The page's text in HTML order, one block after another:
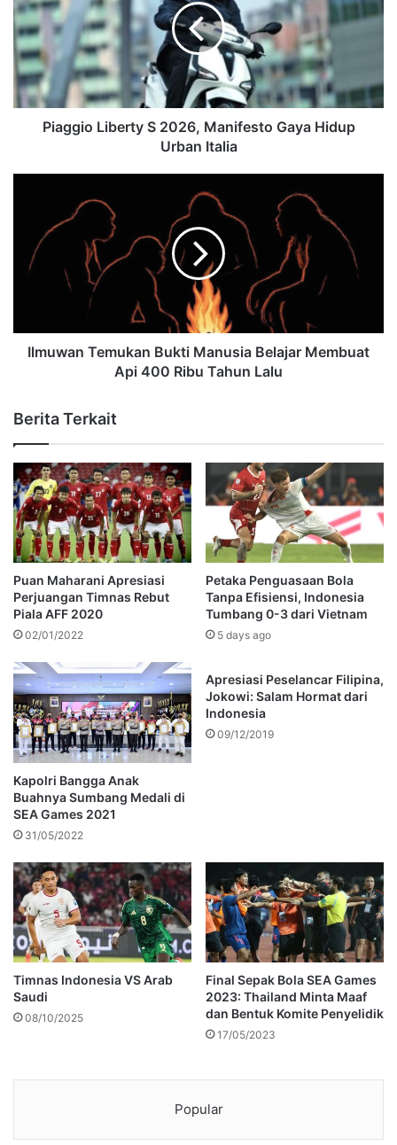
Piaggio Liberty S 2026, Manifesto Gaya Hidup
Urban Italia
Ilmuwan Temukan Bukti Manusia Belajar Membuat
Api 400 Ribu Tahun Lalu
Berita Terkait
Puan Maharani Apresiasi
Perjuangan Timnas Rebut
Piala AFF 2020
02/01/2022
Petaka Penguasaan Bola
Tanpa Efisiensi, Indonesia
Tumbang 0-3 dari Vietnam
5 days ago
Kapolri Bangga Anak
Buahnya Sumbang Medali di
SEA Games 2021
31/05/2022
Apresiasi Peselancar Filipina,
Jokowi: Salam Hormat dari
Indonesia
09/12/2019
Timnas Indonesia VS Arab
Saudi
08/10/2025
Final Sepak Bola SEA Games
2023: Thailand Minta Maaf
dan Bentuk Komite Penyelidik
17/05/2023
Popular